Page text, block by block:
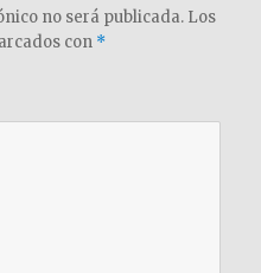
no será publicada. Los
con *